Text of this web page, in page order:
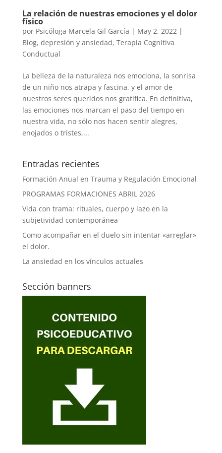
La relación de nuestras emociones y el dolor
físico
por Psicóloga Marcela Gil García | May 2, 2022 |
Blog, depresión y ansiedad, Terapia Cognitiva
Conductual
La belleza de la naturaleza nos emociona, la sonrisa
de un niño nos atrapa y fascina, y el amor de
nuestros seres queridos nos gratifica. En definitiva,
las emociones nos marcan el paso del tiempo en
nuestra vida, no sólo nos hacen sentir alegres,
enojados o tristes,...
Entradas recientes
Formación Anual en Trauma y Regulación Emocional
PROGRAMAS FORMACIONES ABRIL 2026
Vida con trama: rituales, cuerpo y lazo en la
subjetividad contemporánea
Como acompañar en el duelo sin intentar «arreglar»
el dolor.
La ansiedad en los vínculos actuales
Sección banners